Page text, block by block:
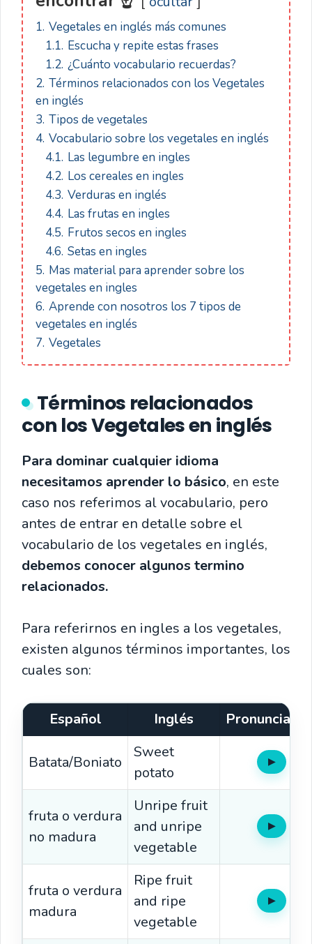
1. Vegetales en inglés más comunes
1.1. Escucha y repite estas frases
1.2. ¿Cuánto vocabulario recuerdas?
2. Términos relacionados con los Vegetales
en inglés
3. Tipos de vegetales
4. Vocabulario sobre los vegetales en inglés
4.1. Las legumbre en ingles
4.2. Los cereales en ingles
4.3. Verduras en inglés
4.4. Las frutas en ingles
4.5. Frutos secos en ingles
4.6. Setas en ingles
5. Mas material para aprender sobre los
vegetales en ingles
6. Aprende con nosotros los 7 tipos de
vegetales en inglés
7. Vegetales
Términos relacionados
con los Vegetales en inglés
Para dominar cualquier idioma
necesitamos aprender lo básico, en este
caso nos referimos al vocabulario, pero
antes de entrar en detalle sobre el
vocabulario de los vegetales en inglés,
debemos conocer algunos termino
relacionados.
Para referirnos en ingles a los vegetales,
existen algunos términos importantes, los
cuales son:
Español Inglés
Batata/Boniato
Sweet
potato
▶Oír
fruta o verdura
no madura
Unripe fruit
and unripe
vegetable
▶Oír
fruta o verdura
madura
Ripe fruit
and ripe
vegetable
▶Oír